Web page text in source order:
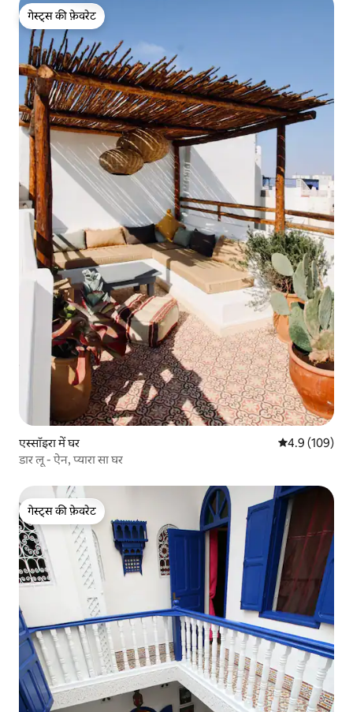
गेस्ट्स की फ़ेवरेट
गेस्ट्स की फ़ेवरेट
एस्सॉइरा में घर औसत रेटिंग 5 में
4.9 (109)
डार लू - ऐन, प्यारा सा घर
गेस्ट्स की फ़ेवरेट
गेस्ट्स की फ़ेवरेट